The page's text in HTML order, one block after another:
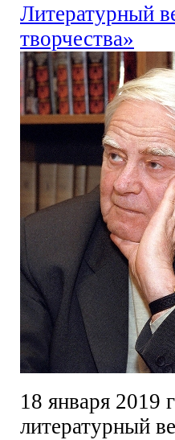
Литературный
творчества»
18 января 2019
литературный